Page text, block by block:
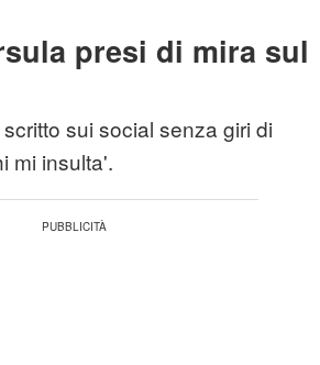
presi di mira sul
sui social senza giri di
mi insulta'.